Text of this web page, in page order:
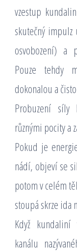
vzestup
skutečný
osvobození) a
Pouze tehdy
dokonalou a
Probuzení síly
různými pocity a
Pokud je
nádí, objeví se
potom v celém
stoupá skrze ida
Když
kanálu